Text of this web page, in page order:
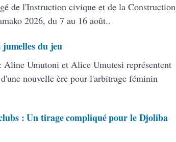
de l'Instruction civique et de la Construction
2026, du 7 au 16 août..
du jeu
Umutoni et Alice Umutesi représentent
nouvelle ère pour l'arbitrage féminin
: Un tirage compliqué pour le Djoliba